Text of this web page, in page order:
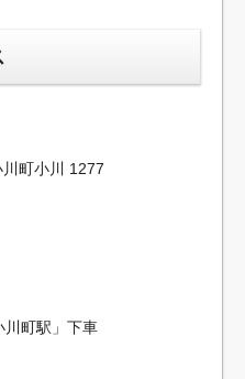
町小川 1277
町駅」下車